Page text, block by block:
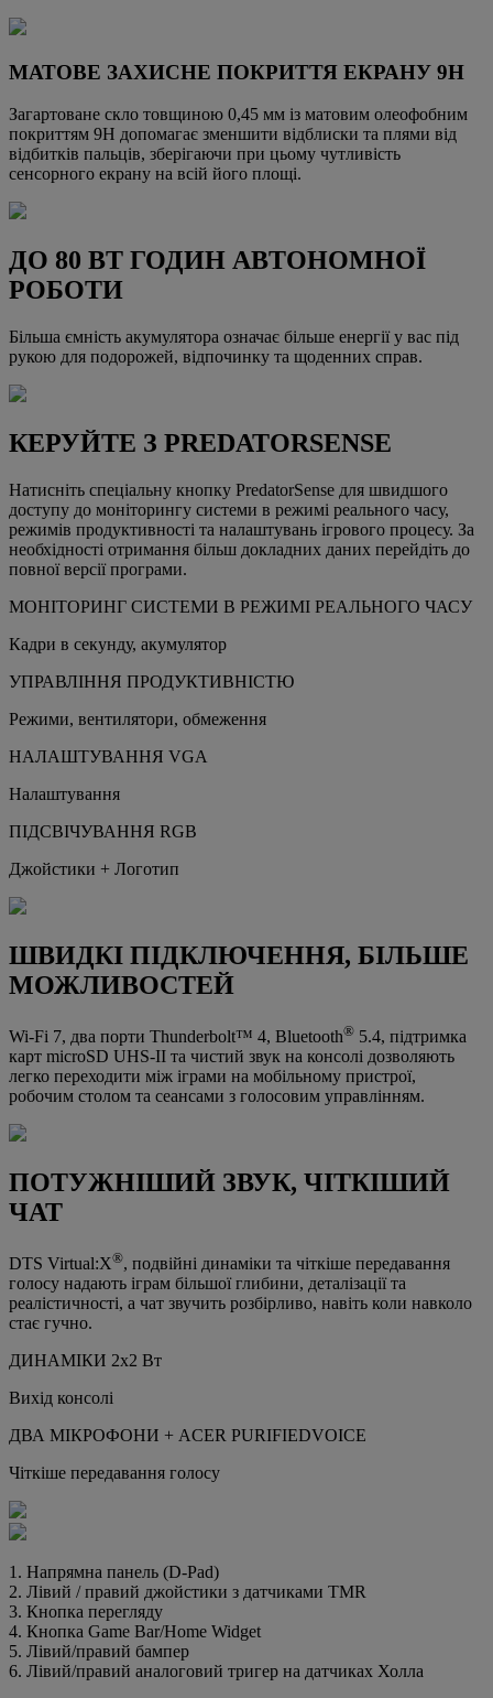
МАТОВЕ ЗАХИСНЕ ПОКРИТТЯ ЕКРАНУ 9H
Загартоване скло товщиною 0,45 мм із матовим олеофобним
покриттям 9H допомагає зменшити відблиски та плями від
відбитків пальців, зберігаючи при цьому чутливість
сенсорного екрану на всій його площі.
ДО 80 ВТ ГОДИН АВТОНОМНОЇ
РОБОТИ
Більша ємність акумулятора означає більше енергії у вас під
рукою для подорожей, відпочинку та щоденних справ.
КЕРУЙТЕ З PREDATORSENSE
Натисніть спеціальну кнопку PredatorSense для швидшого
доступу до моніторингу системи в режимі реального часу,
режимів продуктивності та налаштувань ігрового процесу. За
необхідності отримання більш докладних даних перейдіть до
повної версії програми.
МОНІТОРИНГ СИСТЕМИ В РЕЖИМІ РЕАЛЬНОГО ЧАСУ
Кадри в секунду, акумулятор
УПРАВЛІННЯ ПРОДУКТИВНІСТЮ
Режими, вентилятори, обмеження
НАЛАШТУВАННЯ VGA
Налаштування
ПІДСВІЧУВАННЯ RGB
Джойстики + Логотип
ШВИДКІ ПІДКЛЮЧЕННЯ, БІЛЬШЕ
МОЖЛИВОСТЕЙ
Wi-Fi 7, два порти Thunderbolt™ 4, Bluetooth® 5.4, підтримка
карт microSD UHS-II та чистий звук на консолі дозволяють
легко переходити між іграми на мобільному пристрої,
робочим столом та сеансами з голосовим управлінням.
ПОТУЖНІШИЙ ЗВУК, ЧІТКІШИЙ
ЧАТ
DTS Virtual:X®, подвійні динаміки та чіткіше передавання
голосу надають іграм більшої глибини, деталізації та
реалістичності, а чат звучить розбірливо, навіть коли навколо
стає гучно.
ДИНАМІКИ 2x2 Вт
Вихід консолі
ДВА МІКРОФОНИ + ACER PURIFIEDVOICE
Чіткіше передавання голосу
1. Напрямна панель (D-Pad)
2. Лівий / правий джойстики з датчиками TMR
3. Кнопка перегляду
4. Кнопка Game Bar/Home Widget
5. Лівий/правий бампер
6. Лівий/правий аналоговий тригер на датчиках Холла